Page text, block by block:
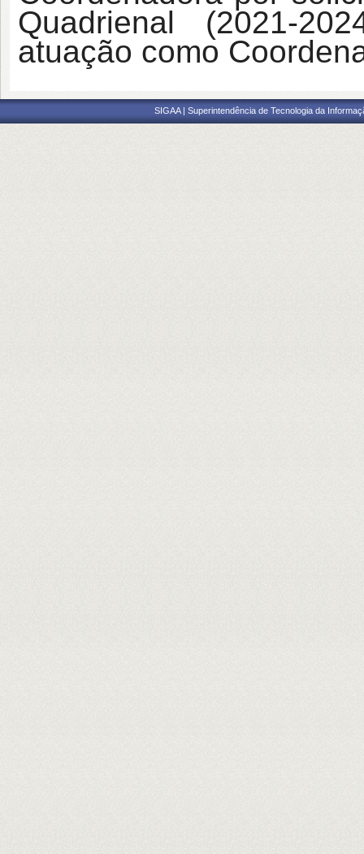
Quadrienal (2021-
atuação como
SIGAA | Superintendência de Tecnologia da